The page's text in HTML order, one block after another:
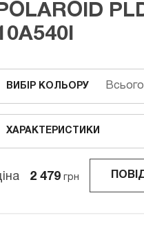
POLAROID
ВИБІР КОЛЬОРУ Всього
ХАРАКТЕРИСТИКИ
2 479 грн